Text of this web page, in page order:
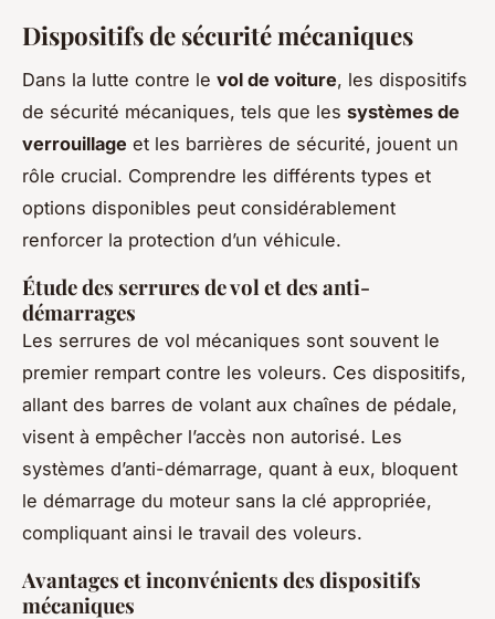
Dispositifs de sécurité mécaniques
Dans la lutte contre le vol de voiture, les dispositifs
de sécurité mécaniques, tels que les systèmes de
verrouillage et les barrières de sécurité, jouent un
rôle crucial. Comprendre les différents types et
options disponibles peut considérablement
renforcer la protection d’un véhicule.
Étude des serrures de vol et des anti-
démarrages
Les serrures de vol mécaniques sont souvent le
premier rempart contre les voleurs. Ces dispositifs,
allant des barres de volant aux chaînes de pédale,
visent à empêcher l’accès non autorisé. Les
systèmes d’anti-démarrage, quant à eux, bloquent
le démarrage du moteur sans la clé appropriée,
compliquant ainsi le travail des voleurs.
Avantages et inconvénients des dispositifs
mécaniques